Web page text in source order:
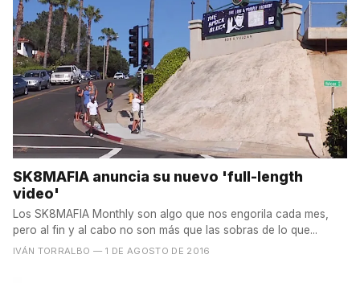
SK8MAFIA anuncia su nuevo 'full-length
video'
Los SK8MAFIA Monthly son algo que nos engorila cada mes,
pero al fin y al cabo no son más que las sobras de lo que...
IVÁN TORRALBO — 1 DE AGOSTO DE 2016